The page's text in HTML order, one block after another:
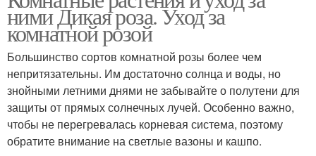
ними Дикая роза. Уход за
комнатной розой
Большинство сортов комнатной розы более чем
непритязательны. Им достаточно солнца и воды, но
знойными летними днями не забывайте о полутени для
защиты от прямых солнечных лучей. Особенно важно,
чтобы не перегревалась корневая система, поэтому
обратите внимание на светлые вазоны и кашпо.